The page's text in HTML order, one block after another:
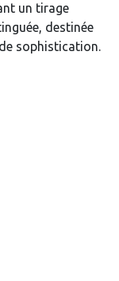
un tirage
destinée
sophistication.